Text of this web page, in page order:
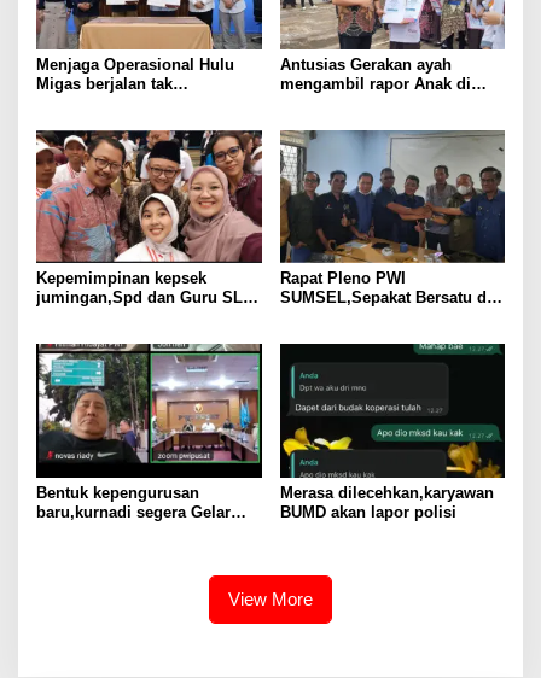
Menjaga Operasional Hulu
Migas berjalan tak
Sumbagsel Teken PKS
bersama Kejati Sumsel
Antusias Gerakan ayah
mengambil rapor Anak di
Kepemimpinan kepsek
jumingan,Spd dan Guru SLB
berprestasi
Rapat Pleno PWI
SUMSEL,Sepakat Bersatu di
Bentuk kepengurusan
baru,kurnadi segera Gelar
Merasa dilecehkan,karyawan
BUMD akan lapor polisi
View More